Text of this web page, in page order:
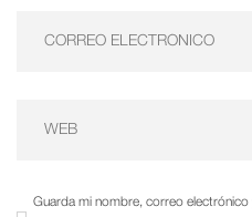
Guarda mi nombre, correo